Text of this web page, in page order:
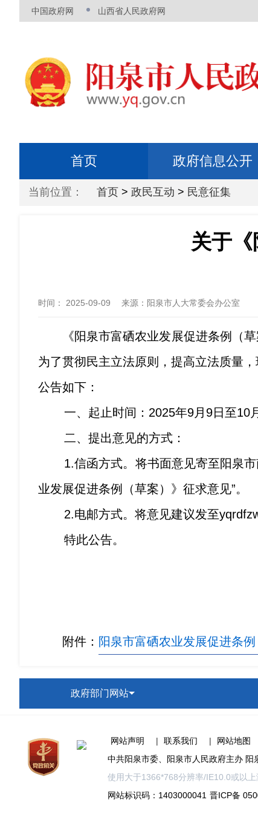
中国政府网 山西省人民政府网
首页 政府信息公开
当前位置： 首页 > 政民互动 > 民意征集
关于《
时间： 2025-09-09 来源 ：阳泉市人大常委会办公室
《阳泉市富硒农业发展促进条例 （
为了贯彻民主立法原则， 提高立法质量
公告如下：
一、起止时间： 2025年9月 9日至10
二、提出意见的方式：
1.信函方式。将书面意见寄至阳泉
业发展促进条例
（草案）》征求意见”。
2.电邮方式。将意见建议发至
特此公告。
附件： 阳泉市富硒农业发展促进条例
政府部门网站
网站声明 | 联系我们 |
网站地图
中共阳泉市委、阳泉市人民政府主办 阳
使用大于1366*768分辨率/IE10.0或以
网站标识码：1403000041 晋ICP备